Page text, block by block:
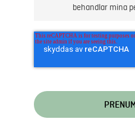
behandlar mina